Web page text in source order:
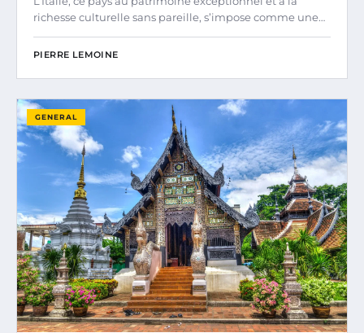
richesse culturelle sans pareille, s’impose comme une…
PIERRE LEMOINE
GENERAL